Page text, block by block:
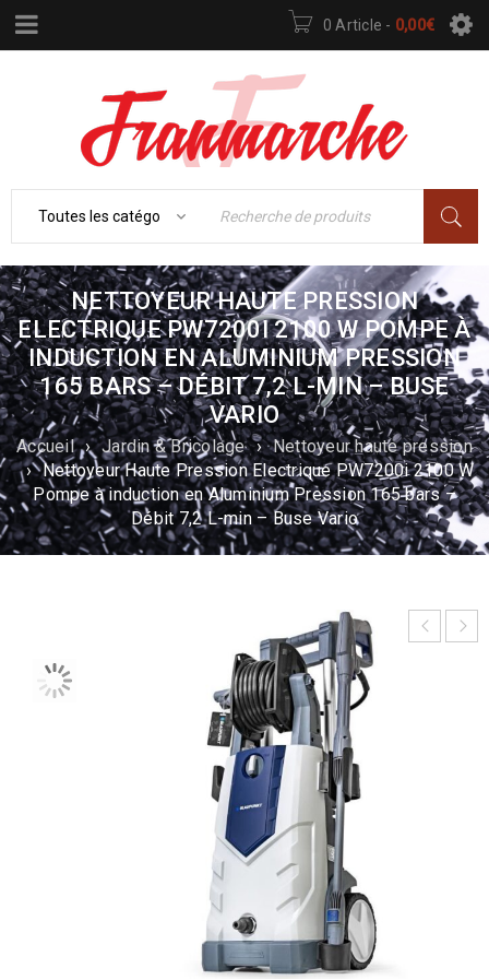
0 Article - 0,00€
NETTOYEUR HAUTE PRESSION
ELECTRIQUE PW7200I 2100 W POMPE À
INDUCTION EN ALUMINIUM PRESSION
165 BARS – DÉBIT 7,2 L-MIN – BUSE
VARIO
Accueil › Jardin & Bricolage › Nettoyeur haute pression
› Nettoyeur Haute Pression Electrique PW7200i 2100 W
Pompe à induction en Aluminium Pression 165 bars –
Débit 7,2 L-min – Buse Vario